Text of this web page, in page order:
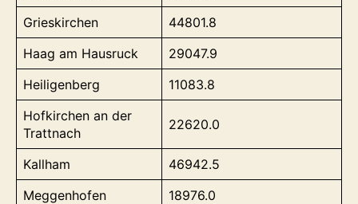
Grieskirchen
44801.8
Haag am Hausruck
29047.9
Heiligenberg
11083.8
Hofkirchen an der
Trattnach
22620.0
Kallham
46942.5
Meggenhofen
18976.0